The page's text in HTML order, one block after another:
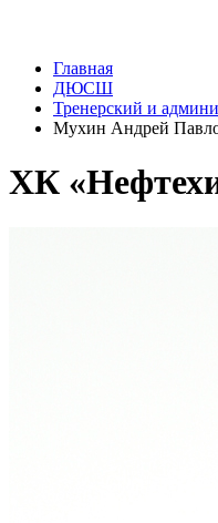
Главная
ДЮСШ
Тренерский и
Мухин Андрей
ХК